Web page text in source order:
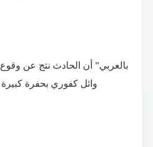
وائل كفوري بحفرة